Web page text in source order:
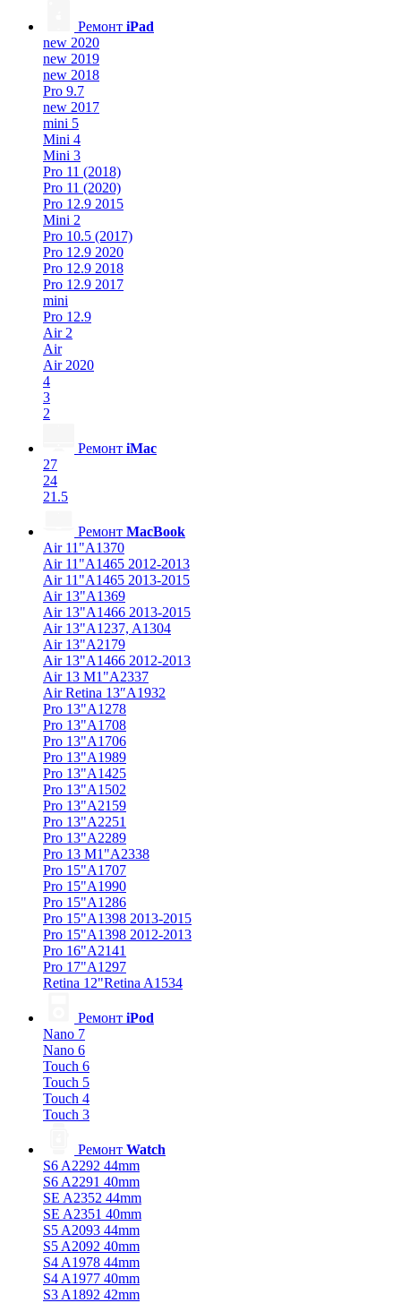
Ремонт iPad
new 2020
new 2019
new 2018
Pro 9.7
new 2017
mini 5
Mini 4
Mini 3
Pro 11 (2018)
Pro 11 (2020)
Pro 12.9 2015
Mini 2
Pro 10.5 (2017)
Pro 12.9 2020
Pro 12.9 2018
Pro 12.9 2017
mini
Pro 12.9
Air 2
Air
Air 2020
4
3
2
Ремонт iMac
27
24
21.5
Ремонт MacBook
Air 11"A1370
Air 11"A1465 2012-2013
Air 11"A1465 2013-2015
Air 13"A1369
Air 13"A1466 2013-2015
Air 13"A1237, A1304
Air 13"A2179
Air 13"A1466 2012-2013
Air 13 M1"A2337
Air Retina 13″A1932
Pro 13"A1278
Pro 13"A1708
Pro 13"A1706
Pro 13"A1989
Pro 13"A1425
Pro 13"A1502
Pro 13"A2159
Pro 13"A2251
Pro 13"A2289
Pro 13 M1"A2338
Pro 15"A1707
Pro 15"A1990
Pro 15"A1286
Pro 15"A1398 2013-2015
Pro 15"A1398 2012-2013
Pro 16"A2141
Pro 17"A1297
Retina 12"Retina A1534
Ремонт iPod
Nano 7
Nano 6
Touch 6
Touch 5
Touch 4
Touch 3
Ремонт Watch
S6 A2292 44mm
S6 A2291 40mm
SE A2352 44mm
SE A2351 40mm
S5 A2093 44mm
S5 A2092 40mm
S4 A1978 44mm
S4 A1977 40mm
S3 A1892 42mm